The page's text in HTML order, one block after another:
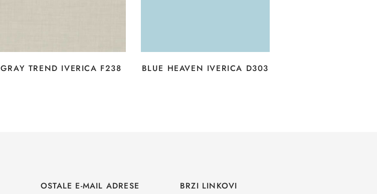
GRAY TREND IVERICA F238 BLUE HEAVEN IVERICA D303
OSTALE E-MAIL ADRESE BRZI LINKOVI